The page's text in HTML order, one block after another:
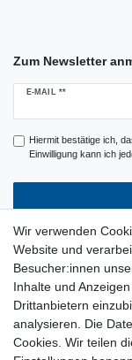
Zum Newsletter
E-MAIL **
Newsletter
Hiermit bestätige ich,
Einwilligung kann ich
Service & Hilfe
Kontakt
Warenkorb
Zur Kasse
Nützliches
Wir verwenden
Website und
Besucher:innen
Inhalte und
Drittanbietern
analysieren. Die
Cookies. Wir teilen